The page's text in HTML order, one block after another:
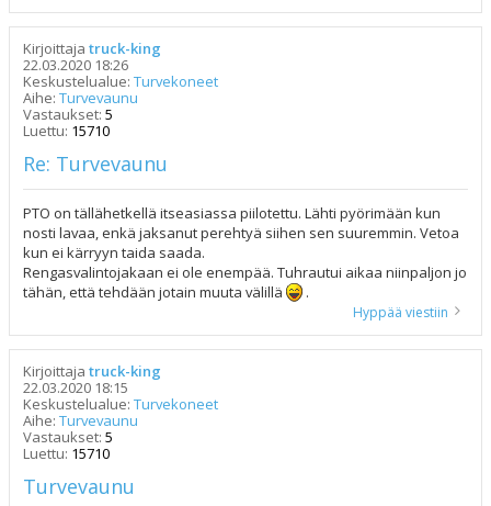
Kirjoittaja truck-king
22.03.2020 18:26
Keskustelualue: Turvekoneet
Aihe: Turvevaunu
Vastaukset: 5
Luettu: 15710
Re: Turvevaunu
PTO on tällähetkellä itseasiassa piilotettu. Lähti pyörimään kun
nosti lavaa, enkä jaksanut perehtyä siihen sen suuremmin. Vetoa
kun ei kärryyn taida saada.
Rengasvalintojakaan ei ole enempää. Tuhrautui aikaa niinpaljon jo
tähän, että tehdään jotain muuta välillä
.
Hyppää viestiin
Kirjoittaja truck-king
22.03.2020 18:15
Keskustelualue: Turvekoneet
Aihe: Turvevaunu
Vastaukset: 5
Luettu: 15710
Turvevaunu